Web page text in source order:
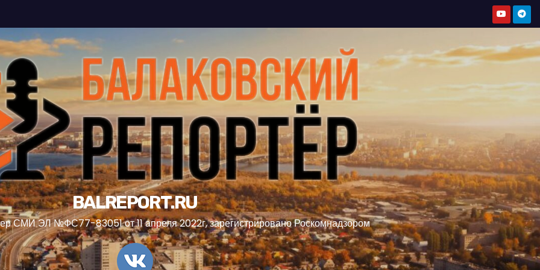
BALREPORT.RU
СМИ ЭЛ №ФС77-83051 от 11 апреля 2022г, зарегистрировано Роскомнадзором